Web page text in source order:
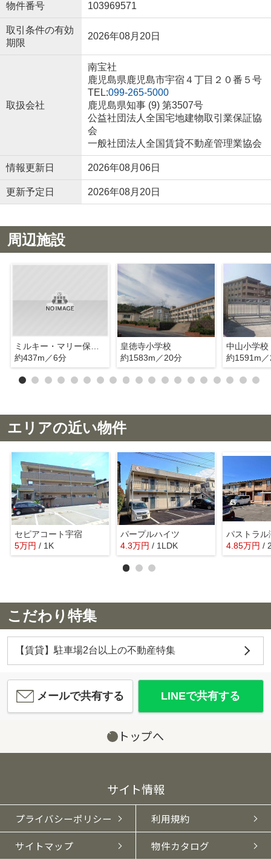
物件番号 103969571
取引条件の有効
期限
2026年08月20日
取扱会社
南宝社
鹿児島県鹿児島市宇宿４丁目２０番５号
TEL:099-265-5000
鹿児島県知事 (9) 第3507号
公益社団法人全国宅地建物取引業保証協
会
一般社団法人全国賃貸不動産管理業協会
情報更新日 2026年08月06日
更新予定日 2026年08月20日
周辺施設
約437m／6分
皇徳寺小学校
約1583m／20分
中山小学校
約1591m
エリアの近い物件
セピアコート宇宿
5万円 / 1K
パープルハイツ
4.3万円 / 1LDK
パストラル
4.85万円 /
こだわり特集
【賃貸】駐車場2台以上の不動産特集
メールで共有する LINEで共有する
トップへ
サイト情報
プライバシーポリシー 利用規約
サイトマップ 物件カタログ